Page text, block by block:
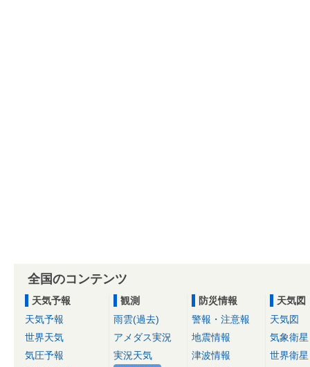
全国のコンテンツ
天気予報
天気予報
世界天気
気圧予報
観測
雨雲(過去)
アメダス実況
実況天気
防災情報
警報・注意報
地震情報
津波情報
天気図
天気図
気象衛星
世界衛星